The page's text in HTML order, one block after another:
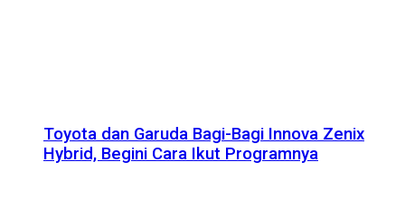
Toyota dan Garuda Bagi-Bagi Innova Zenix
Hybrid, Begini Cara Ikut Programnya